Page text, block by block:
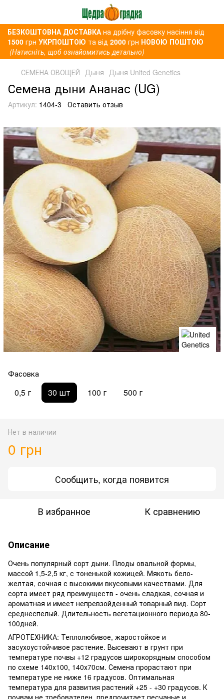
БЕЗКОШТОВНА ДОСТАВКАна дрібну фасовку насіння від
1500 грн УКРПОШТОЮ та від 2000 грн НОВОЮ ПОШТОЮ
(Натисніть, щоб ознайомитись детально)
СЕМЕНА ОВОЩЕЙ Дыня Дыня United Genetics
Семена дыни Ананас (UG)
Артикул: 1404-3 Оставить отзыв
Фасовка
0,5 г 30 шт 100 г 500 г
Нет в наличии
0 грн
Сообщить, когда появится
В избранное К сравнению
Описание
Очень популярный сорт дыни. Плоды овальной формы,
массой 1,5-2,5 кг, с тоненькой кожицей. Мякоть бело-
желтая, сочная с высокими вкусовыми качествами. Для
сорта имеет ряд преимуществ - очень сладкая, сочная и
ароматная и имеет непревзойденный товарный вид. Сорт
среднеспелый. Длительность вегетационного периода 80-
100дней.
АГРОТЕХНИКА: Теплолюбивое, жаростойкое и
засухоустойчивое растение. Высевают в грунт при
температуре почвы +12 градусов широкорядным способом
по схеме 140х100, 140х70см. Семена прорастают при
температуре не ниже 16 градусов. Оптимальная
температура для развития растений +25 - +30 градусов. К
почвам не требователен, предпочитает песчаные и